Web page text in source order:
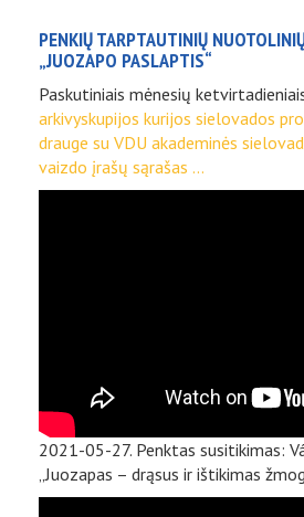
PENKIŲ TARPTAUTINIŲ
„JUOZAPO PASLAPTIS“
Paskutiniais mėnesių
arkivyskupijos kurijos sielovados
drauge su VDU akademinės
vaizdo įrašų sąrašas ...
2021-05-27. Penktas susitikimas:
„Juozapas – drąsus ir ištikimas